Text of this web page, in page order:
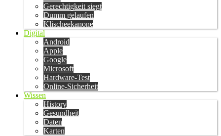
Gerechtigkeit siegt
Dumm gelaufen
Klischeekanone
Digital
Android
Apple
Google
Microsoft
Hardware-Test
Online-Sicherheit
Wissen
History
Gesundheit
Daten
Karten